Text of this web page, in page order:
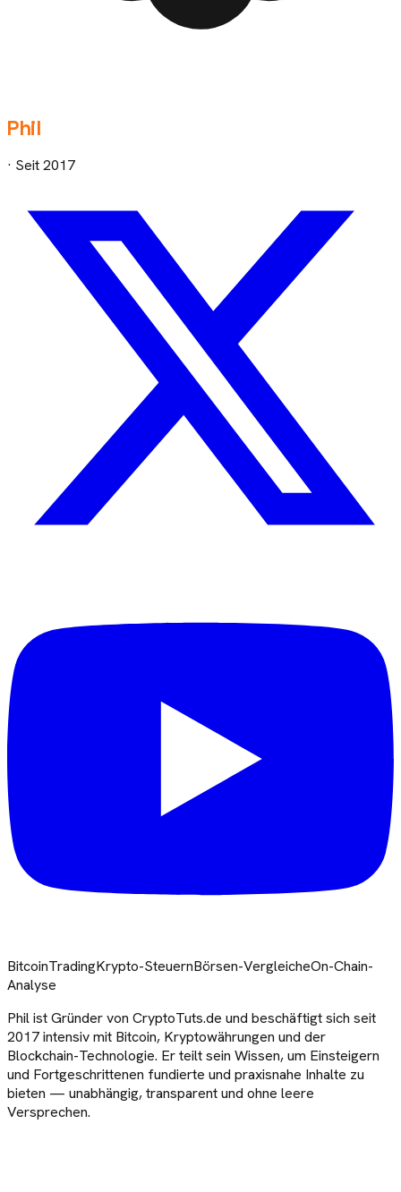
Phil
· Seit2017
BitcoinTradingKrypto-SteuernBörsen-VergleicheOn-Chain-
Analyse
Phil ist Gründer von CryptoTuts.de und beschäftigt sich seit
2017 intensiv mit Bitcoin, Kryptowährungen und der
Blockchain-Technologie. Er teilt sein Wissen, um Einsteigern
und Fortgeschrittenen fundierte und praxisnahe Inhalte zu
bieten — unabhängig, transparent und ohne leere
Versprechen.